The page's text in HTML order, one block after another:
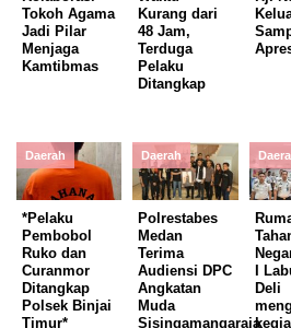
Tokoh Agama
Jadi Pilar
Menjaga
Kamtibmas
Kurang dari
48 Jam,
Terduga
Pelaku
Ditangkap
Daerah
*Pelaku
Pembobol
Ruko dan
Curanmor
Ditangkap
Polsek Binjai
Timur*
Daerah
Polrestabes
Medan
Terima
Audiensi DPC
Angkatan
Muda
Sisingamangaraja
I
Deli